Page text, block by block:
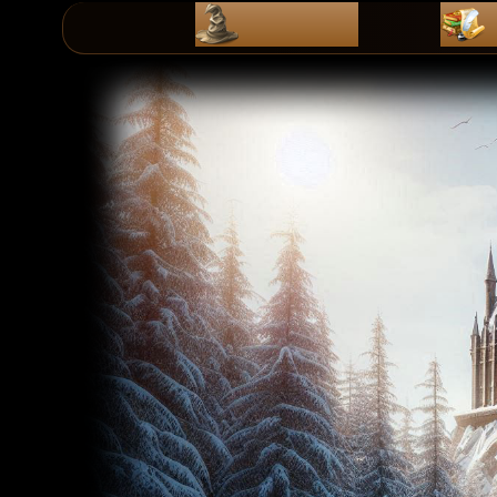
ZaPiSy